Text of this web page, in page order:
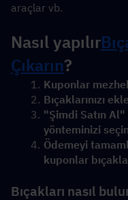
araçlar vb.
Nasıl yapılır
Çıkarın?
Kuponlar
Bıçaklarınızı
"Şimdi Satın Al"
yönteminizi seçin
Ödemeyi
kuponlar
Bıçakları nasıl